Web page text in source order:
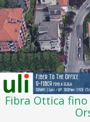
Fibra Ottica